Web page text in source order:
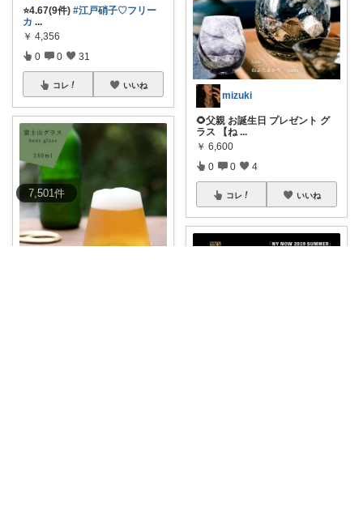
7,501件
⭐️4.67(9件) #江戸硝子♡フリー
カ ...
￥ 4,356
0 0 31
コレ いいね
mizuki
🌻父親 お誕生日 プレゼント グ
ラス 【ね ...
￥ 6,600
0 0 4
コレ いいね